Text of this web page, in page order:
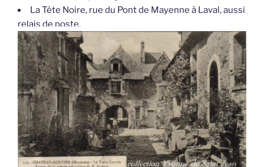
La Tête Noire, rue du Pont de Mayenne à Laval, aussi
relais de poste.